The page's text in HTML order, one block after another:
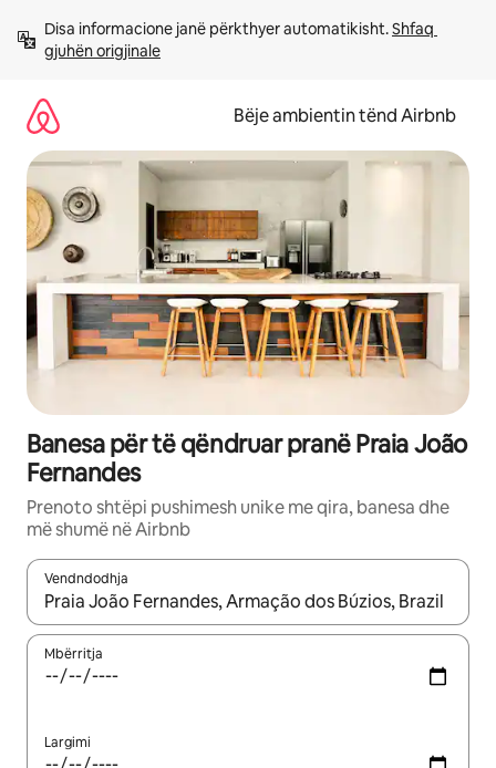
përmbajtja
Disa informacione janë përkthyer automatikisht. Shfaq
gjuhën origjinale
Bëje ambientin tënd Airbnb
Banesa për të qëndruar pranë Praia João
Fernandes
Prenoto shtëpi pushimesh unike me qira, banesa dhe
më shumë në Airbnb
Vendndodhja
Kur rezultatet të jenë të disponueshme, lëviz me butonat e
Mbërritja
Largimi